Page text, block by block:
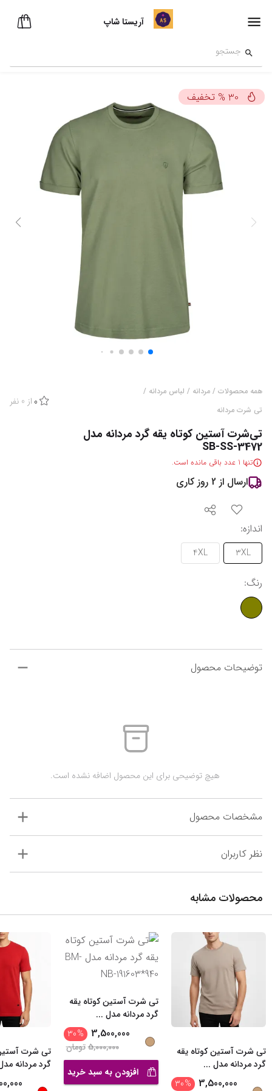
آریستا شاپ
30
% تخفیف
همه محصولات / مردانه / لباس مردانه /
تی شرت مردانه
0 از 0 نفر
تی‌شرت آستین کوتاه یقه گرد مردانه مدل
SB-SS-3472
تنها 1 عدد باقی مانده است.
ارسال از 2 روز کاری
اندازه:
3XL
4XL
رنگ:
توضیحات محصول
مشخصات محصول
نظر کاربران
محصولات مشابه
تی شرت آستین کوتاه یقه
گرد مردانه مدل ...
3,500,000
%
30
تی شرت آستین کوتاه یقه
گرد مردانه مدل ...
3,500,000
%
30
5,000,000تومان
افزودن به سبد خرید
تی شرت
گرد مردانه